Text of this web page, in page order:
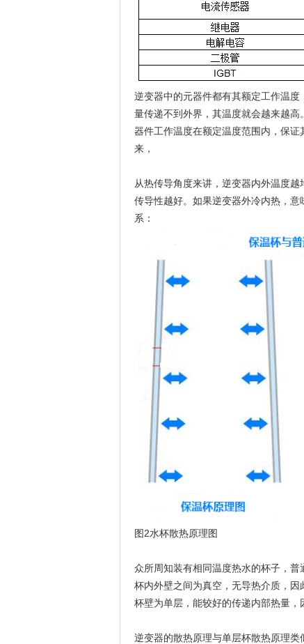
逆变器中的元器件都有其额定工作温
量传递不到外界，其温度就会越来越
器件工作温度在额定温度范围内，保
来，
从热传导角度来讲，逆变器内外温度
传导性越好。如果逆变器外冷内热，
系：
图2水杯散热原理图
众所周知装有相同温度热水的杯子，
杯内外壁之间为真空，无导热介质，
杯壁为单层，能较好的传递内部热量，
逆变器的散热原理与单层杯散热原理